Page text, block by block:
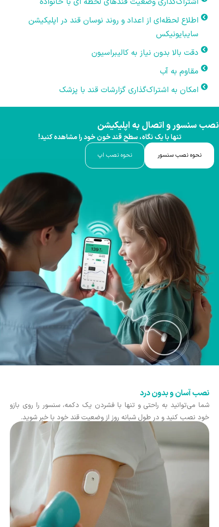
اطلاع لحظه‌ای از اعداد و روند نوسان قند در اپلیکیشن
سایبایونیکس
دقت بالا بدون نیاز به کالیبراسیون
مقاوم به آب
امکان به اشتراک‌گذاری گزارشات قند با پزشک
نصب سنسور و اتصال به اپلیکیشن
تنها با یک نگاه، سطح قند خون خود را مشاهده کنید!
نحوه نصب سنسور نحوه نصب اپ
نصب آسان و بدون درد
شما می‌توانید به راحتی و تنها با فشردن یک دکمه، سنسور را روی بازو
خود نصب کنید و در طول شبانه ‌روز از وضعیت قند خود با خبر شوید.